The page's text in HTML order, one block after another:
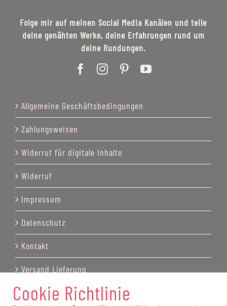
Folge mir auf meinen Social Media Kanälen und teile
deine genähten Werke, deine Erfahrungen rund um
deine Rundungen.
Allgemeine Geschäftsbedingungen
Zahlungsweisen
Widerruf für digitale Inhalte
Widerruf
Impressum
Datenschutz
Kontakt
Versand Lieferung
Cookie Richtlinie